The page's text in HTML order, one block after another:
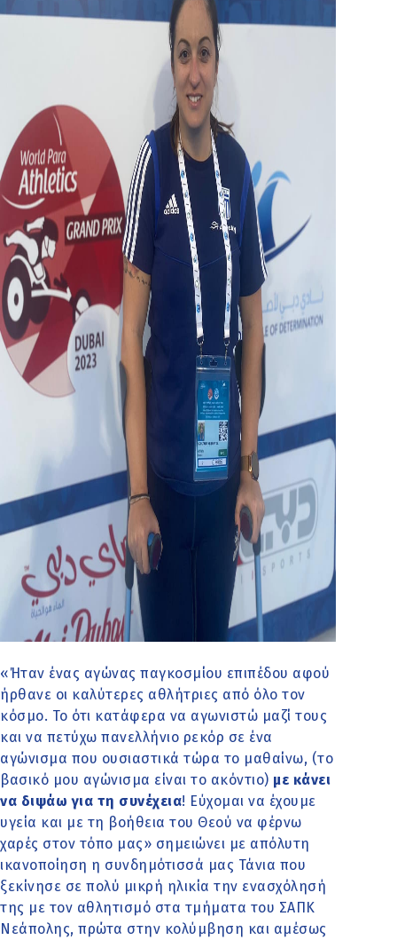
«Ήταν ένας αγώνας παγκοσμίου επιπέδου αφού
ήρθανε οι καλύτερες αθλήτριες από όλο τον
κόσμο. Το ότι κατάφερα να αγωνιστώ μαζί τους
και να πετύχω πανελλήνιο ρεκόρ σε ένα
αγώνισμα που ουσιαστικά τώρα το μαθαίνω, (το
βασικό μου αγώνισμα είναι το ακόντιο) με κάνει
να διψάω για τη συνέχεια! Εύχομαι να έχουμε
υγεία και με τη βοήθεια του Θεού να φέρνω
χαρές στον τόπο μας» σημειώνει με απόλυτη
ικανοποίηση η συνδημότισσά μας Τάνια που
ξεκίνησε σε πολύ μικρή ηλικία την ενασχόλησή
της με τον αθλητισμό στα τμήματα του ΣΑΠΚ
Νεάπολης, πρώτα στην κολύμβηση και αμέσως